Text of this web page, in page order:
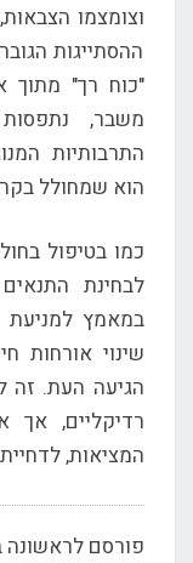
וצומצמו
ההסתייגות
"כוח רך" מתוך
משבר,
התרבותיות
הוא שמחולל
כמו בטיפול
לבחינת
במאמץ למניעת
שינוי אורחות
הגיעה העת. זה
רדיקליים, אך
המציאות,
פורסם לראשונה